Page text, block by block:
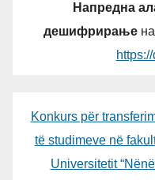
Напредна
дешифрирањена
Konkurs për
të studimeve në
Universitetit